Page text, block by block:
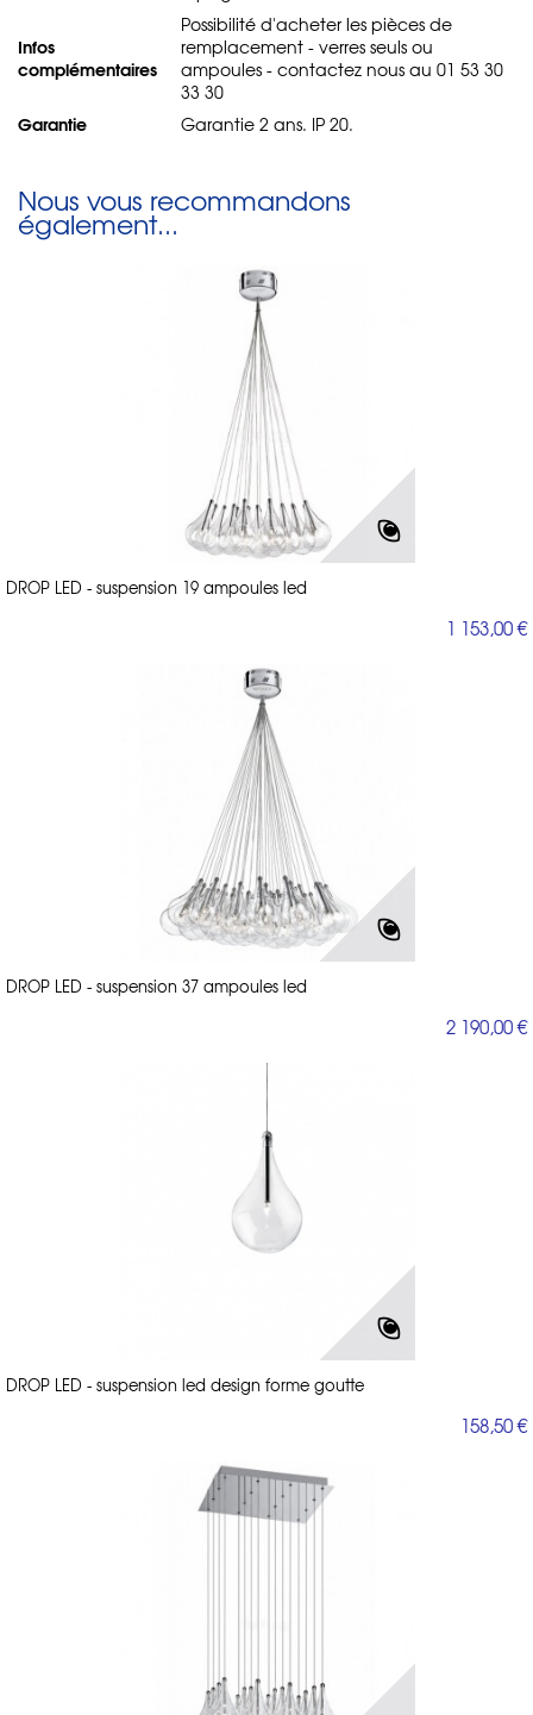
Infos
complémentaires
Possibilité d'acheter les pièces de
remplacement - verres seuls ou
ampoules - contactez nous au 01 53 30
33 30
Garantie Garantie 2 ans. IP 20.
Nous vous recommandons
également...
DROP LED - suspension 19 ampoules led
1 153,00 €
DROP LED - suspension 37 ampoules led
2 190,00 €
DROP LED - suspension led design forme goutte
158,50 €